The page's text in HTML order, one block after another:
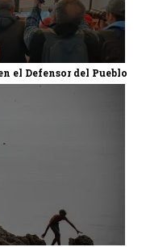
el Defensor del Pueblo